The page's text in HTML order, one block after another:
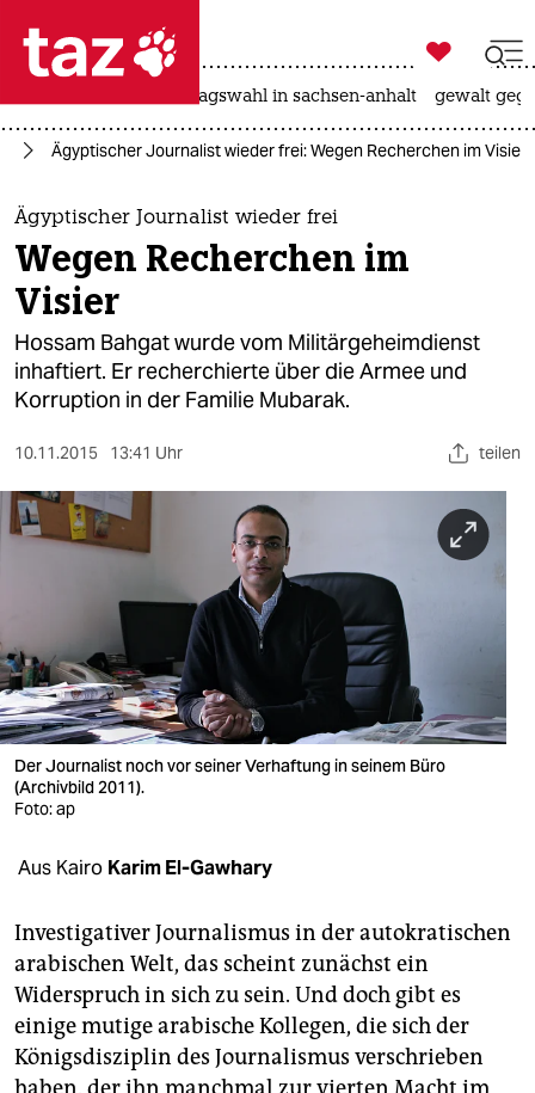
 taz zahl ich
taz zahl ich
themen
politik
öko
gesellschaft
sport
berlin
wahrheit
verlag
verlag
veranstaltungen
unterstützen
abo
genossenschaft
epaper login

taz zahl ich
landtagswahl in sachsen-anhalt gewalt
Ägyptischer Journalist wieder frei: Wegen Recherchen im Visier
Ägyptischer Journalist wieder frei
Wegen Recherchen im
Visier
Hossam Bahgat wurde vom Militärgeheimdienst
inhaftiert. Er recherchierte über die Armee und
Korruption in der Familie Mubarak.
10.11.2015 13:41 Uhr teilen
Der Journalist noch vor seiner Verhaftung in seinem Büro
(Archivbild 2011).
Foto: ap
Aus Kairo Karim El-Gawhary
Investigativer Journalismus in der autokratischen
arabischen Welt, das scheint zunächst ein
Widerspruch in sich zu sein. Und doch gibt es
einige mutige arabische Kollegen, die sich der
Königsdisziplin des Journalismus verschrieben